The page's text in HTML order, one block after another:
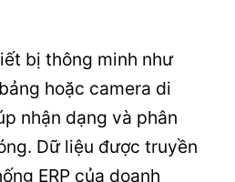
bị thông minh như
hoặc camera di
nhận dạng và phân
Dữ liệu được truyền
ERP của doanh